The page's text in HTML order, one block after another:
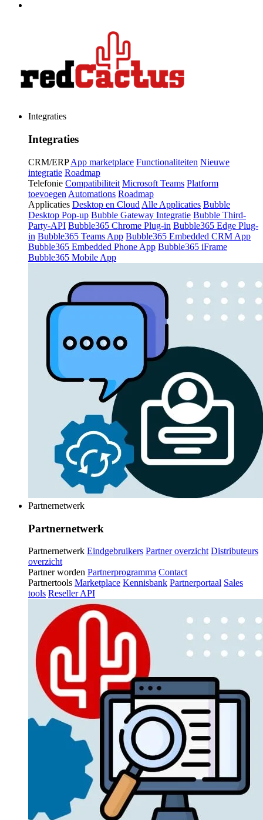
Integraties
Integraties
CRM/ERP App marketplace Functionaliteiten Nieuwe
integratie Roadmap
Telefonie Compatibiliteit Microsoft Teams Platform
toevoegen Automations Roadmap
Applicaties Desktop en Cloud Alle Applicaties Bubble
Desktop Pop-up Bubble Gateway Integratie Bubble Third-
Party-API Bubble365 Chrome Plug-in Bubble365 Edge Plug-
in Bubble365 Teams App Bubble365 Embedded CRM App
Bubble365 Embedded Phone App Bubble365 iFrame
Bubble365 Mobile App
Partnernetwerk
Partnernetwerk
Partnernetwerk Eindgebruikers Partner overzicht Distributeurs
overzicht
Partner worden Partnerprogramma Contact
Partnertools Marketplace Kennisbank Partnerportaal Sales
tools Reseller API